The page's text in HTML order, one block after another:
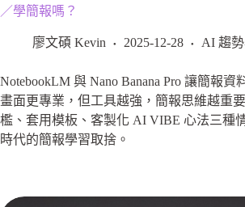
／學簡報嗎？
廖文碩 Kevin 2025-12-28 AI 趨
NotebookLM 與 Nano Banana Pro 讓簡報資
畫面更專業，但工具越強，簡報思維越重
檻、套用模板、客製化 AI VIBE 心法三種
時代的簡報學習取捨。